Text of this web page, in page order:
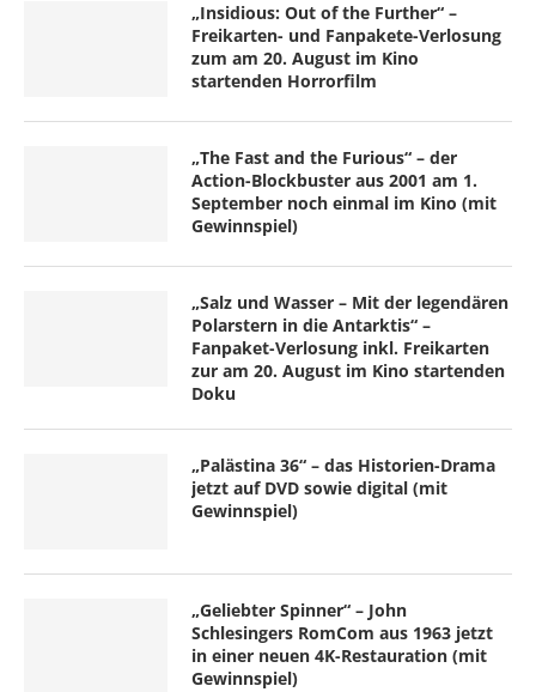
„Insidious: Out of the Further“ –
Freikarten- und Fanpakete-Verlosung
zum am 20. August im Kino
startenden Horrorfilm
„The Fast and the Furious“ – der
Action-Blockbuster aus 2001 am 1.
September noch einmal im Kino (mit
Gewinnspiel)
„Salz und Wasser – Mit der legendären
Polarstern in die Antarktis“ –
Fanpaket-Verlosung inkl. Freikarten
zur am 20. August im Kino startenden
Doku
„Palästina 36“ – das Historien-Drama
jetzt auf DVD sowie digital (mit
Gewinnspiel)
„Geliebter Spinner“ – John
Schlesingers RomCom aus 1963 jetzt
in einer neuen 4K-Restauration (mit
Gewinnspiel)